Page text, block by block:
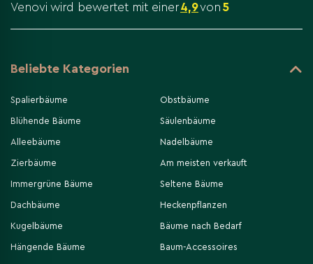
Venovi wird bewertet mit einer4,9von 5
Beliebte Kategorien
Spalierbäume
Blühende Bäume
Alleebäume
Zierbäume
Immergrüne Bäume
Dachbäume
Kugelbäume
Hängende Bäume
Obstbäume
Säulenbäume
Nadelbäume
Am meisten verkauft
Seltene Bäume
Heckenpflanzen
Bäume nach Bedarf
Baum-Accessoires